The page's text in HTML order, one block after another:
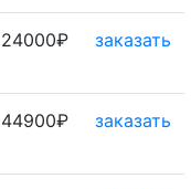
24000₽ заказать
44900₽ заказать